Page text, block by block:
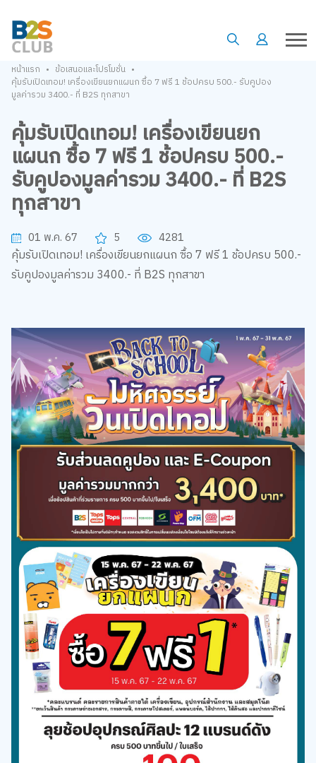
หน้าแรก • ข้อเสนอและโปรโมชั่น •
คุ้มรับเปิดเทอม! เครื่องเขียนยกแผนก ซื้อ 7 ฟรี 1 ช้อปครบ 500.- รับคูปอง
มูลค่ารวม 3400.- ที่ B2S ทุกสาขา
คุ้มรับเปิดเทอม! เครื่องเขียนยก
แผนก ซื้อ 7 ฟรี 1 ช้อปครบ 500.-
รับคูปองมูลค่ารวม 3400.- ที่ B2S
ทุกสาขา
01 พ.ค. 67 5 4281
คุ้มรับเปิดเทอม! เครื่องเขียนยกแผนก ซื้อ 7 ฟรี 1 ช้อปครบ 500.-
รับคูปองมูลค่ารวม 3400.- ที่ B2S ทุกสาขา